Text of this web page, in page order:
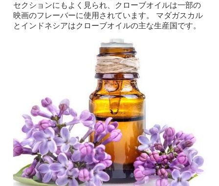
セクションにもよく見られ、クローブオイルは一部の
映画のフレーバーに使用されています。 マダガスカル
とインドネシアはクローブオイルの主な生産国です。